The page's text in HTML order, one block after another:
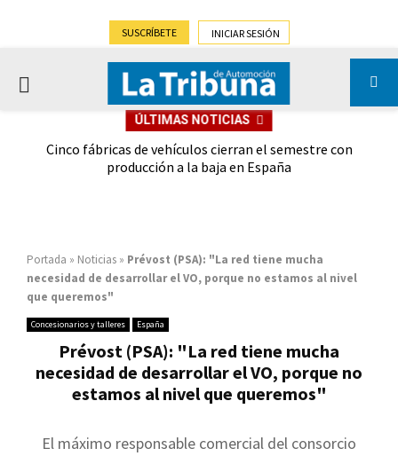
SUSCRÍBETE INICIAR SESIÓN
PRIMARY
ÚLTIMAS NOTICIAS
Cinco fábricas de vehículos cierran el semestre con
producción a la baja en España
Portada » Noticias » Prévost (PSA): "La red tiene mucha
necesidad de desarrollar el VO, porque no estamos al nivel
que queremos"
Concesionarios y talleres España
Prévost (PSA): "La red tiene mucha
necesidad de desarrollar el VO, porque no
estamos al nivel que queremos"
El máximo responsable comercial del consorcio